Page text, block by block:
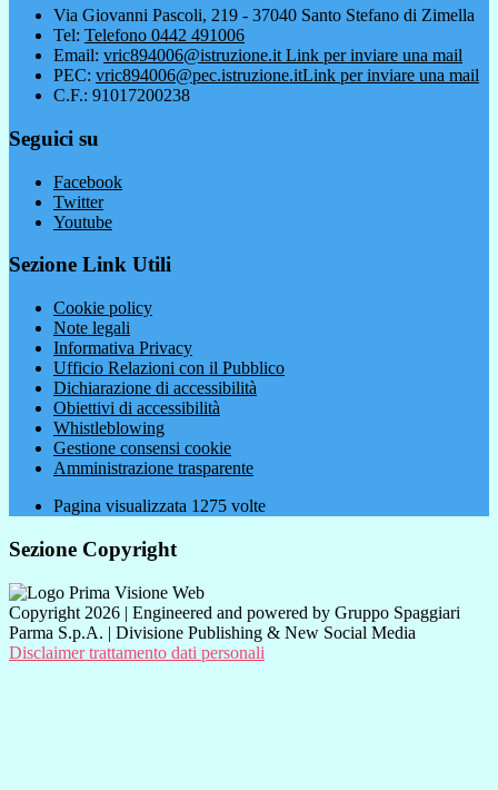
Via Giovanni Pascoli, 219 - 37040 Santo Stefano di Zimella
Tel: Telefono 0442 491006
Email: vric894006@istruzione.it Link per inviare una mail
PEC: vric894006@pec.istruzione.itLink per inviare una mail
C.F.: 91017200238
Seguici su
Facebook
Twitter
Youtube
Sezione Link Utili
Cookie policy
Note legali
Informativa Privacy
Ufficio Relazioni con il Pubblico
Dichiarazione di accessibilità
Obiettivi di accessibilità
Whistleblowing
Gestione consensi cookie
Amministrazione trasparente
Pagina visualizzata 1275 volte
Sezione Copyright
Copyright 2026 | Engineered and powered by Gruppo Spaggiari
Parma S.p.A. | Divisione Publishing & New Social Media
Disclaimer trattamento dati personali